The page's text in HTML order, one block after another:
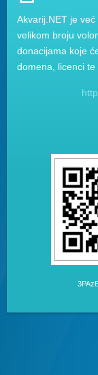
Akvarij.NET je
velikom broju
donacijama koje
domena, licenci te